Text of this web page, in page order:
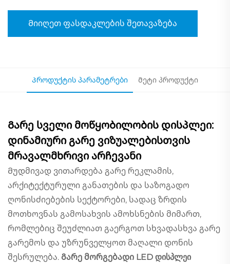
Მიიღეთ ფასდაკლების შეთავაზება
Პროდუქტის პარამეტრები Მეტი პროდუქტი
Გარე სველი მოწყობილობის დისპლეი:
დინამიური გარე ვიზუალებისთვის
მრავალმხრივი არჩევანი
Მუდმივად ვითარდება გარე რეკლამის,
არქიტექტურული განათების და საზოგადო
ღონისძიებების სექტორები, სადაც ზრდის
მოთხოვნას გამოსახვის ამოხსნების მიმართ,
რომლებიც შეუძლიათ გაერგოთ სხვადასხვა გარე
გარემოს და უზრუნველყოთ მაღალი დონის
შესრულება. Გარე მორგებადი LED დისპლეი